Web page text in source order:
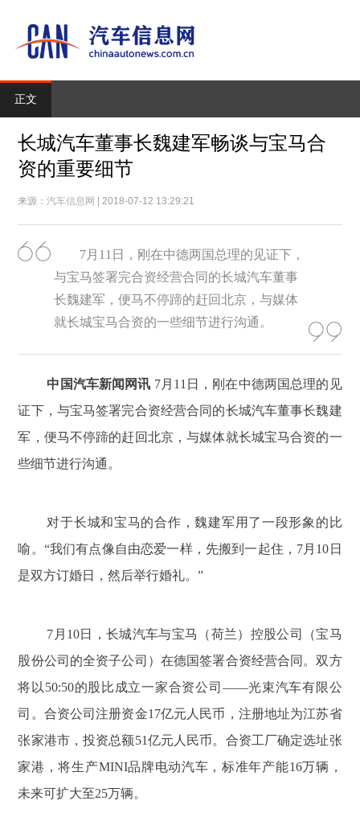
正文
长城汽车董事长魏建军畅谈与宝马合
资的重要细节
来源：汽车信息网 | 2018-07-12 13:29:21
7月11日，刚在中德两国总理的见证下，
与宝马签署完合资经营合同的长城汽车董事
长魏建军，便马不停蹄的赶回北京，与媒体
就长城宝马合资的一些细节进行沟通。
中国汽车新闻网讯 7月11日，刚在中德两国总理的见
证下，与宝马签署完合资经营合同的长城汽车董事长魏建
军，便马不停蹄的赶回北京，与媒体就长城宝马合资的一
些细节进行沟通。
对于长城和宝马的合作，魏建军用了一段形象的比
喻。“我们有点像自由恋爱一样，先搬到一起住，7月10日
是双方订婚日，然后举行婚礼。”
7月10日，长城汽车与宝马（荷兰）控股公司（宝马
股份公司的全资子公司）在德国签署合资经营合同。双方
将以50:50的股比成立一家合资公司——光束汽车有限公
司。合资公司注册资金17亿元人民币，注册地址为江苏省
张家港市，投资总额51亿元人民币。合资工厂确定选址张
家港，将生产MINI品牌电动汽车，标准年产能16万辆，
未来可扩大至25万辆。